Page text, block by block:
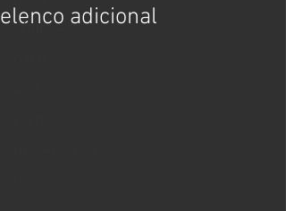
SÉRIES e TV
elenco adicional